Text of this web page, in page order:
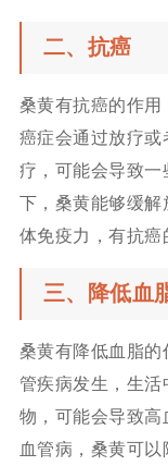
二、抗癌
桑黄有抗癌的作
癌症会通过放疗
疗，可能会导致
下，桑黄能够缓解
体免疫力，有抗癌
三、降低血
桑黄有降低血脂的
管疾病发生，生
物，可能会导致
血管病，桑黄可